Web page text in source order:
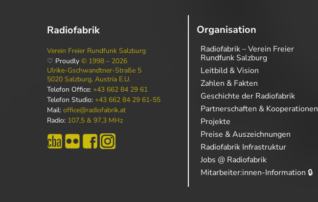
Radiofabrik
Verein Freier Rundfunk Salzburg
♡ Proudly © 1998 – 2026
Ulrike-Gschwandtner-Straße 5
5020 Salzburg, Austria E.U.
Telefon Office: +43 662 84 29 61
Telefon Studio: +43 662 84 29 61-55
Mail: office@radiofabrik.at
Radio: 107,5 & 97,3 MHz
Organisation
Radiofabrik – Verein Freier
Rundfunk Salzburg
Leitbild & Vision
Zahlen & Fakten
Geschichte der Radiofabrik
Partnerschaften & Kooperationen
Projekte
Preise & Auszeichnungen
Radiofabrik Infrastruktur
Jobs @ Radiofabrik
Mitarbeiter:innen-Information 🔒